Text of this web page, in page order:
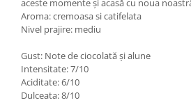
aceste momente și acasă cu noua
Aroma: cremoasa si catifelata
Nivel prajire: mediu
Gust: Note de ciocolată și alune
Intensitate: 7/10
Aciditate: 6/10
Dulceata: 8/10